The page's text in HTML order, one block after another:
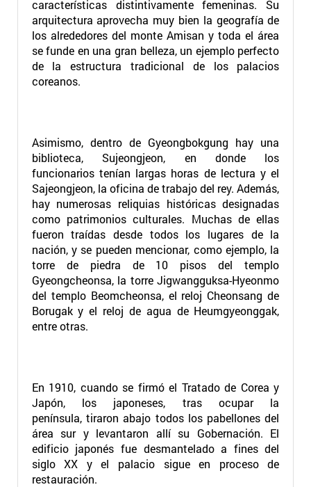
características distintivamente femeninas. Su
arquitectura aprovecha muy bien la geografía de
los alrededores del monte Amisan y toda el área
se funde en una gran belleza, un ejemplo perfecto
de la estructura tradicional de los palacios
coreanos.
Asimismo, dentro de Gyeongbokgung hay una
biblioteca, Sujeongjeon, en donde los
funcionarios tenían largas horas de lectura y el
Sajeongjeon, la oficina de trabajo del rey. Además,
hay numerosas reliquias históricas designadas
como patrimonios culturales. Muchas de ellas
fueron traídas desde todos los lugares de la
nación, y se pueden mencionar, como ejemplo, la
torre de piedra de 10 pisos del templo
Gyeongcheonsa, la torre Jigwangguksa-Hyeonmo
del templo Beomcheonsa, el reloj Cheonsang de
Borugak y el reloj de agua de Heumgyeonggak,
entre otras.
En 1910, cuando se firmó el Tratado de Corea y
Japón, los japoneses, tras ocupar la
península, tiraron abajo todos los pabellones del
área sur y levantaron allí su Gobernación. El
edificio japonés fue desmantelado a fines del
siglo XX y el palacio sigue en proceso de
restauración.